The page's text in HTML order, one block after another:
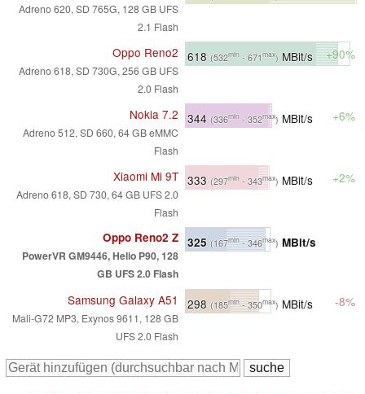
Adreno 620, SD 765G, 128 GB UFS
2.1 Flash
Oppo Reno2
Adreno 618, SD 730G, 256 GB UFS
2.0 Flash
618 (532min - 671max) MBit/s +90%
Nokia 7.2
Adreno 512, SD 660, 64 GB eMMC
Flash
344 (336min - 352max) MBit/s +6%
Xiaomi Mi 9T
Adreno 618, SD 730, 64 GB UFS 2.0
Flash
333 (297min - 343max) MBit/s +2%
Oppo Reno2 Z
PowerVR GM9446, Helio P90, 128
GB UFS 2.0 Flash
325 (167min- 346max) MBit/s
Samsung Galaxy A51
Mali-G72 MP3, Exynos 9611, 128 GB
UFS 2.0 Flash
298 (185min- 350max) MBit/s -8%